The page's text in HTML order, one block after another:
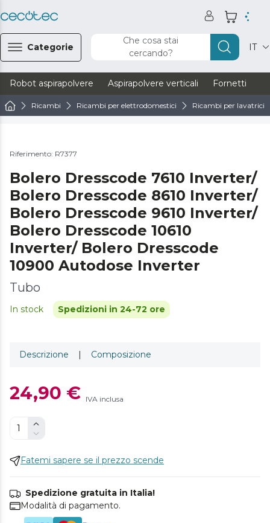
Categorie
Che cosa stai
cercando?
IT
Robot aspirapolvere Aspirapolvere verticali Fornetti
Ricambi Ricambi per elettrodomestici Ricambi per lavatrici
Riferimento: R7377
Bolero Dresscode 7610 Inverter/
Bolero Dresscode 8610 Inverter/
Bolero Dresscode 9610 Inverter/
Bolero Dresscode 10610
Inverter/ Bolero Dresscode
10900 Autodose Inverter
Tubo
In stock Spedizioni in 24-72 ore
Descrizione | Composizione
24,90 € IVA inclusa
Fatemi sapere se il prezzo scende
Spedizione gratuita in Italia!
Modalità di pagamento.